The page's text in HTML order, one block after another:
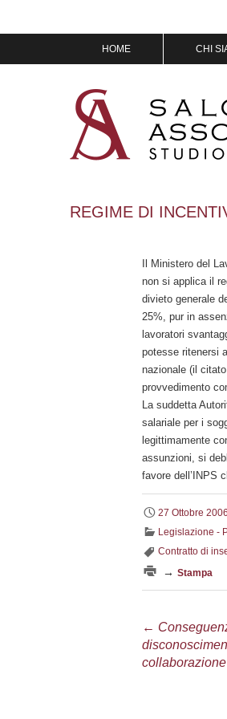
HOME CHI
IL
OF
REGIME DI
Il Ministero del
non si applica il
divieto generale
25%, pur in
lavoratori
potesse ritenersi
nazionale (il
provvedimento
La suddetta
salariale per i
legittimamente
assunzioni, si
favore dell’INPS
27 Ottobre 2006
Legislazione -
Contratto di
→ Stampa
Navigazione
←
collaborazione